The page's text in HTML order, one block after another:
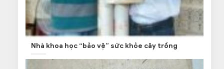
Nhà khoa học “bảo vệ” sức khỏe cây trồng